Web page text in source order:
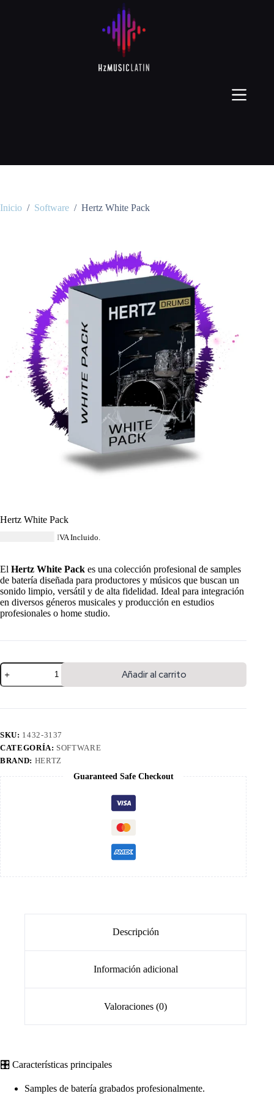
Inicio / Software / Hertz White Pack
Hertz White Pack
IVA Incluido.
El Hertz White Pack es una colección profesional de samples
de batería diseñada para productores y músicos que buscan un
sonido limpio, versátil y de alta fidelidad. Ideal para integración
en diversos géneros musicales y producción en estudios
profesionales o home studio.
Añadir al carrito
SKU: 1432-3137
CATEGORÍA: SOFTWARE
BRAND: HERTZ
Guaranteed Safe Checkout
Descripción
Información adicional
Valoraciones (0)
🎛️ Características principales
Samples de batería grabados profesionalmente.